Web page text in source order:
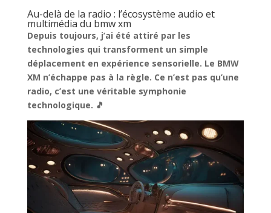
Au-delà de la radio : l’écosystème audio et
multimédia du bmw xm
Depuis toujours, j’ai été attiré par les
technologies qui transforment un simple
déplacement en expérience sensorielle. Le BMW
XM n’échappe pas à la règle. Ce n’est pas qu’une
radio, c’est une véritable symphonie
technologique. 🎵